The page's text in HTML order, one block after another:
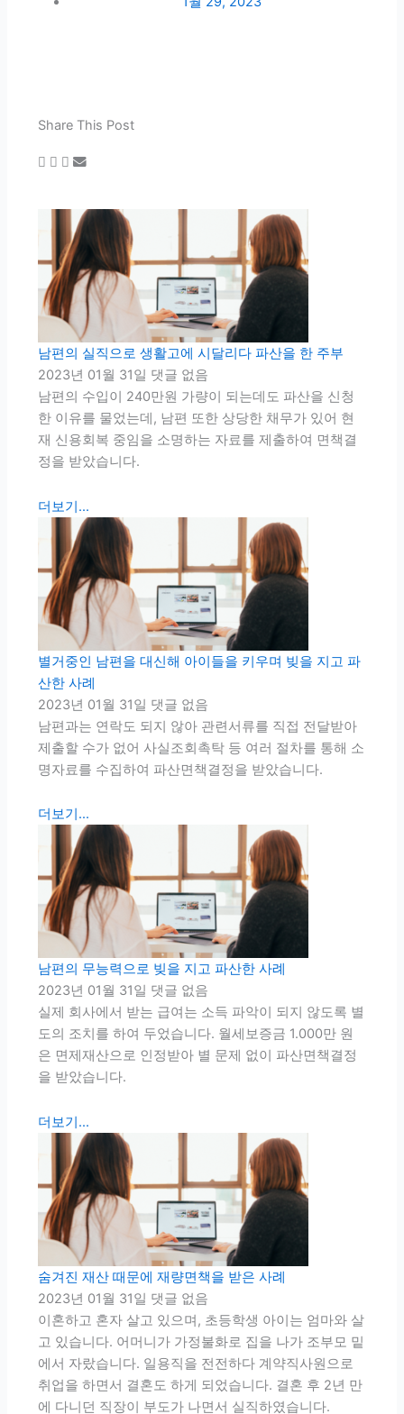
Share This Post
남편의 실직으로 생활고에 시달리다 파산을 한 주부
2023년 01월 31일 댓글 없음
남편의 수입이 240만원 가량이 되는데도 파산을 신청
한 이유를 물었는데, 남편 또한 상당한 채무가 있어 현
재 신용회복 중임을 소명하는 자료를 제출하여 면책결
정을 받았습니다.
더보기...
별거중인 남편을 대신해 아이들을 키우며 빚을 지고 파
산한 사례
2023년 01월 31일 댓글 없음
남편과는 연락도 되지 않아 관련서류를 직접 전달받아
제출할 수가 없어 사실조회촉탁 등 여러 절차를 통해 소
명자료를 수집하여 파산면책결정을 받았습니다.
더보기...
남편의 무능력으로 빚을 지고 파산한 사례
2023년 01월 31일 댓글 없음
실제 회사에서 받는 급여는 소득 파악이 되지 않도록 별
도의 조치를 하여 두었습니다. 월세보증금 1.000만 원
은 면제재산으로 인정받아 별 문제 없이 파산면책결정
을 받았습니다.
더보기...
숨겨진 재산 때문에 재량면책을 받은 사례
2023년 01월 31일 댓글 없음
이혼하고 혼자 살고 있으며, 초등학생 아이는 엄마와 살
고 있습니다. 어머니가 가정불화로 집을 나가 조부모 밑
에서 자랐습니다. 일용직을 전전하다 계약직사원으로
취업을 하면서 결혼도 하게 되었습니다. 결혼 후 2년 만
에 다니던 직장이 부도가 나면서 실직하였습니다.